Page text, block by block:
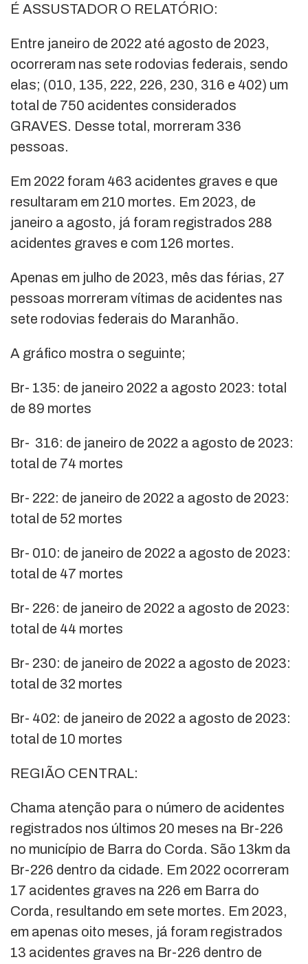
É ASSUSTADOR O RELATÓRIO:
Entre janeiro de 2022 até agosto de 2023,
ocorreram nas sete rodovias federais, sendo
elas; (010, 135, 222, 226, 230, 316 e 402) um
total de 750 acidentes considerados
GRAVES. Desse total, morreram 336
pessoas.
Em 2022 foram 463 acidentes graves e que
resultaram em 210 mortes. Em 2023, de
janeiro a agosto, já foram registrados 288
acidentes graves e com 126 mortes.
Apenas em julho de 2023, mês das férias, 27
pessoas morreram vítimas de acidentes nas
sete rodovias federais do Maranhão.
A gráfico mostra o seguinte;
Br- 135: de janeiro 2022 a agosto 2023: total
de 89 mortes
Br- 316: de janeiro de 2022 a agosto de 2023:
total de 74 mortes
Br- 222: de janeiro de 2022 a agosto de 2023:
total de 52 mortes
Br- 010: de janeiro de 2022 a agosto de 2023:
total de 47 mortes
Br- 226: de janeiro de 2022 a agosto de 2023:
total de 44 mortes
Br- 230: de janeiro de 2022 a agosto de 2023:
total de 32 mortes
Br- 402: de janeiro de 2022 a agosto de 2023:
total de 10 mortes
REGIÃO CENTRAL:
Chama atenção para o número de acidentes
registrados nos últimos 20 meses na Br-226
no município de Barra do Corda. São 13km da
Br-226 dentro da cidade. Em 2022 ocorreram
17 acidentes graves na 226 em Barra do
Corda, resultando em sete mortes. Em 2023,
em apenas oito meses, já foram registrados
13 acidentes graves na Br-226 dentro de